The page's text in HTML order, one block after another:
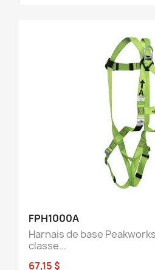
FPH1000A
Harnais de base
classe...
67,15 $